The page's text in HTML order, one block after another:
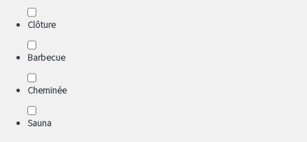
Clôture
Barbecue
Cheminée
Sauna